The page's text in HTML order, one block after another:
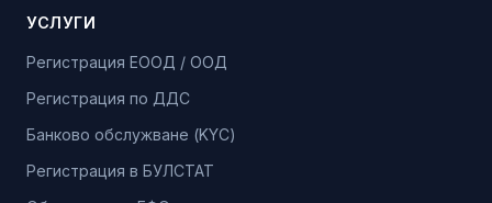
УСЛУГИ
Регистрация ЕООД / ООД
Регистрация по ДДС
Банково обслужване (KYC)
Регистрация в БУЛСТАТ